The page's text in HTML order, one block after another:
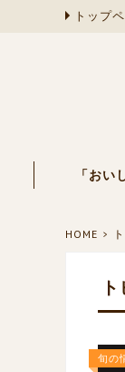
トップ
「おい
HOME
旬の